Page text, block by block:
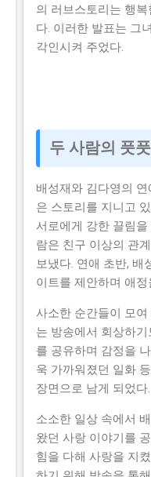
의 러브스토리는 행
다. 이러한 발표는 그
각인시켜 주었다.
두 사람의 풋
배성재와 김다영의
은 스토리를 지니고
서로에게 강한 끌림
람은 친구 이상의 관
보냈다. 연애 초반, 배
이트를 제안하며 애정
사소한 순간들이 모
는 방송에서 회상하
를 공유하며 감정을
욱 가까워졌던 일화
장면으로 남게 되었다.
소소한 일상 속에서
왔던 사랑 이야기를
힘을 다해 사랑을 지